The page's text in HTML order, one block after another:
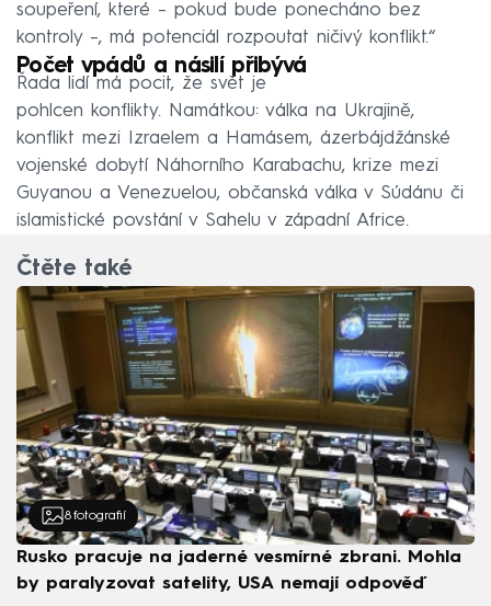
soupeření, které – pokud bude ponecháno bez
kontroly –, má potenciál rozpoutat ničivý konflikt.“
Počet vpádů a násilí přibývá
Řada lidí má pocit, že svět je
pohlcen konflikty. Namátkou: válka na Ukrajině,
konflikt mezi Izraelem a Hamásem, ázerbájdžánské
vojenské dobytí Náhorního Karabachu, krize mezi
Guyanou a Venezuelou, občanská válka v Súdánu či
islamistické povstání v Sahelu v západní Africe.
Čtěte také
8 fotografií
Rusko pracuje na jaderné vesmírné zbrani. Mohla
by paralyzovat satelity, USA nemají odpověď